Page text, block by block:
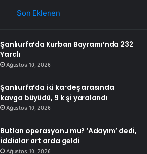
Son Eklenen
Şanlıurfa’da Kurban Bayramı’nda 232
Yaralı
Ağustos 10, 2026
Şanlıurfa’da iki kardeş arasında
kavga büyüdü, 9 kişi yaralandı
Ağustos 10, 2026
Butlan operasyonu mu? ‘Adayım’ dedi,
iddialar art arda geldi
Ağustos 10, 2026